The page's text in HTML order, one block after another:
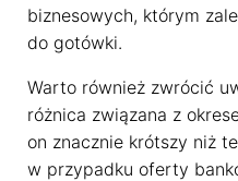
biznesowych, którym
do gotówki.
Warto również zwrócić
różnica związana z
on znacznie krótszy niż
w przypadku oferty